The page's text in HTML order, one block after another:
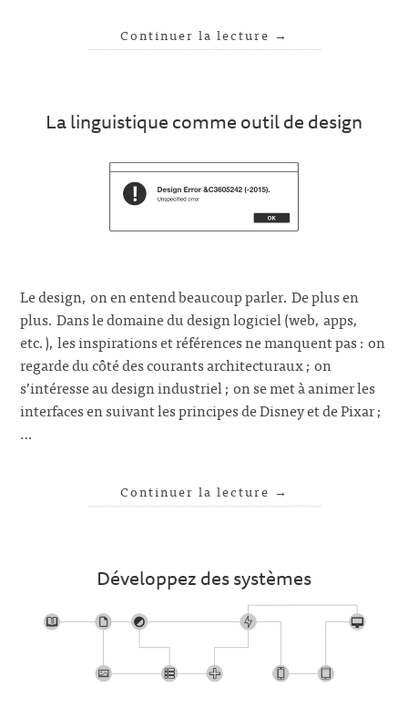
Continuer la lecture →
La linguistique comme outil de design
Le design, on en entend beaucoup parler. De plus en
plus. Dans le domaine du design logiciel (web, apps,
etc.), les inspirations et références ne manquent pas : on
regarde du côté des courants architecturaux ; on
s’intéresse au design industriel ; on se met à animer les
interfaces en suivant les principes de Disney et de Pixar ;
…
Continuer la lecture →
Développez des systèmes